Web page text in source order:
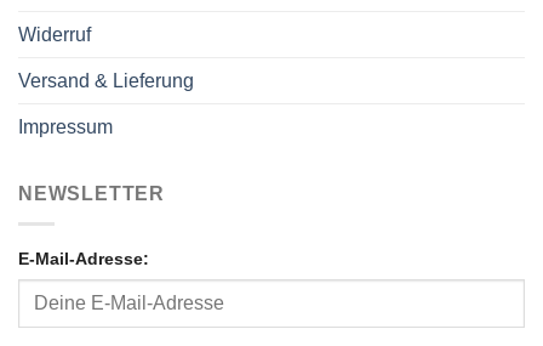
Widerruf
Versand & Lieferung
Impressum
NEWSLETTER
E-Mail-Adresse: